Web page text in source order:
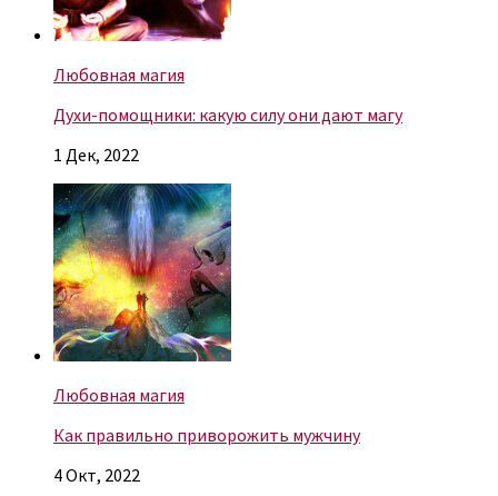
Любовная магия
Духи-помощники: какую силу они дают магу
1 Дек, 2022
Любовная магия
Как правильно приворожить мужчину
4 Окт, 2022